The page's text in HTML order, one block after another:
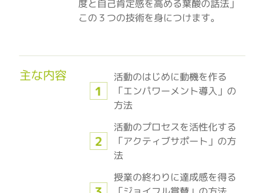
度と自己肯定感を高める葉酸の話法」
この３つの技術を身につけます。
主な内容 活動のはじめに動機を作る
「エンパワーメント導入」の
方法
活動のプロセスを活性化する
「アクティブサポート」の方
法
授業の終わりに達成感を得る